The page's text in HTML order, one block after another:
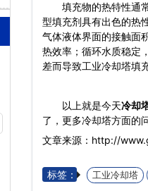
填充物的热特性通常
型填充剂具有出色的热
气体液体界面的接触面
热效率；循环水质稳定
差而导致工业冷却塔填
以上就是今天冷却
了，更多冷却塔方面的
文章来源：http://
标签： 工业冷却塔